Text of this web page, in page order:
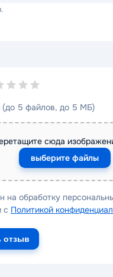
(до 5 файлов, до 5 МБ)
сюда
выберите файлы
на обработку
с Политикой
отзыв